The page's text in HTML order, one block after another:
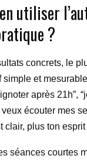
utiliser
?
concrets, le
simple et
après 21h”,
veux écouter mes
clair, plus ton
séances courtes